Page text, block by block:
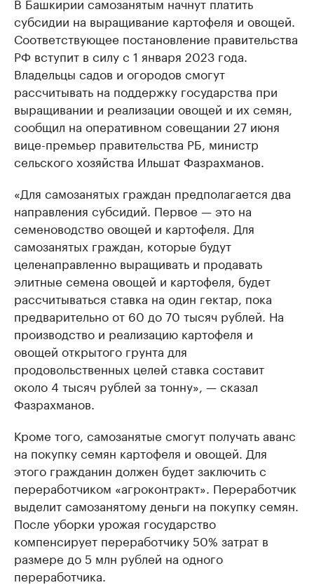
субсидии на выращивание картофеля и овощей.
Соответствующее постановление правительства
РФ вступит в силу с 1 января 2023 года.
Владельцы садов и огородов смогут
рассчитывать на поддержку государства при
выращивании и реализации овощей и их семян,
сообщил на оперативном совещании 27 июня
вице-премьер правительства РБ, министр
сельского хозяйства Ильшат Фазрахманов.
«Для самозанятых граждан предполагается два
направления субсидий. Первое — это на
семеноводство овощей и картофеля. Для
самозанятых граждан, которые будут
целенаправленно выращивать и продавать
элитные семена овощей и картофеля, будет
рассчитываться ставка на один гектар, пока
предварительно от 60 до 70 тысяч рублей. На
производство и реализацию картофеля и
овощей открытого грунта для
продовольственных целей ставка составит
около 4 тысяч рублей за тонну», — сказал
Фазрахманов.
Кроме того, самозанятые смогут получать аванс
на покупку семян картофеля и овощей. Для
этого гражданин должен будет заключить с
переработчиком «агроконтракт». Переработчик
выделит самозанятому деньги на покупку семян.
После уборки урожая государство
компенсирует переработчику 50% затрат в
размере до 5 млн рублей на одного
переработчика.